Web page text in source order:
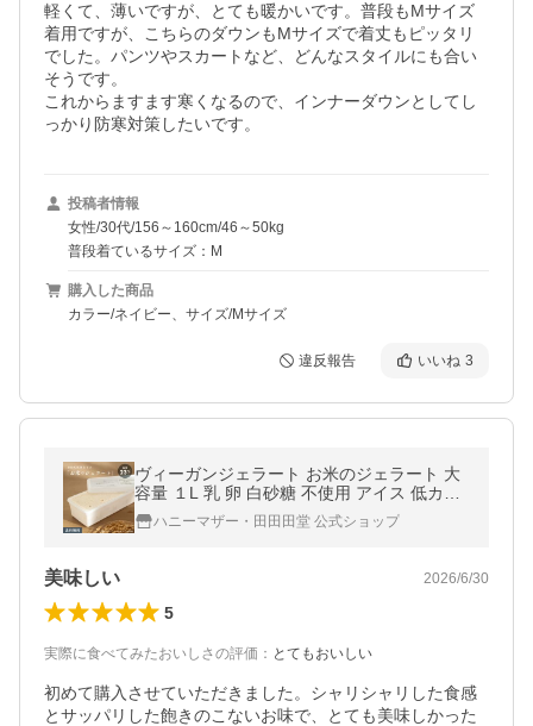
軽くて、薄いですが、とても暖かいです。普段もMサイズ
着用ですが、こちらのダウンもMサイズで着丈もピッタリ
でした。パンツやスカートなど、どんなスタイルにも合い
そうです。
これからますます寒くなるので、インナーダウンとしてし
っかり防寒対策したいです。
投稿者情報
女性/30代/156～160cm/46～50kg
普段着ているサイズ：M
購入した商品
カラー/ネイビー、サイズ/Mサイズ
違反報告 いいね 3
ヴィーガンジェラート お米のジェラート 大
容量 １L 乳 卵 白砂糖 不使用 アイス 低カロ
リーハニーマザー・田田田堂 公式ショップ
美味しい 2026/6/30
5
実際に食べてみたおいしさの評価 ： とてもおいしい
初めて購入させていただきました。シャリシャリした食感
とサッパリした飽きのこないお味で、とても美味しかった